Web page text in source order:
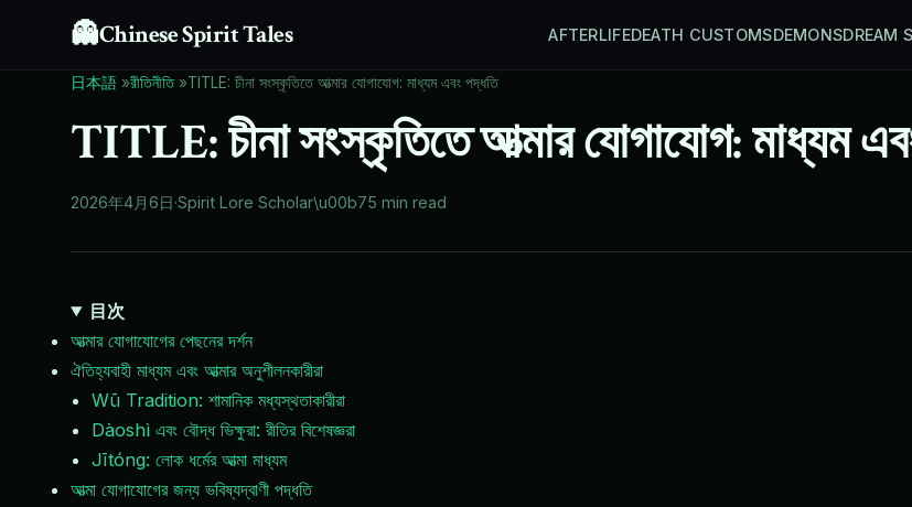
👻Chinese Spirit Tales AFTERLIFEDEATH CUSTOMSDEMONSDREAM
日本語 »রীতিনীতি»TITLE: চীনা সংস্কৃতিতে আত্মার যোগাযোগ: মাধ্যম এবং পদ্ধতি
TITLE: চীনা সংস্কৃতিতে আত্মার যোগাযোগ: মাধ্যম
2026年4月6日·Spirit Lore Scholar\u00b75 min read
目次
আত্মার যোগাযোগের পেছনের দর্শন
ঐতিহ্যবাহী মাধ্যম এবং আত্মার অনুশীলনকারীরা
Wū Tradition: শামানিক মধ্যস্থতাকারীরা
Dàoshì এবং বৌদ্ধ ভিক্ষুরা: রীতির বিশেষজ্ঞরা
Jītóng: লোক ধর্মের আত্মা মাধ্যম
আত্মা যোগাযোগের জন্য ভবিষ্যদ্বাণী পদ্ধতি